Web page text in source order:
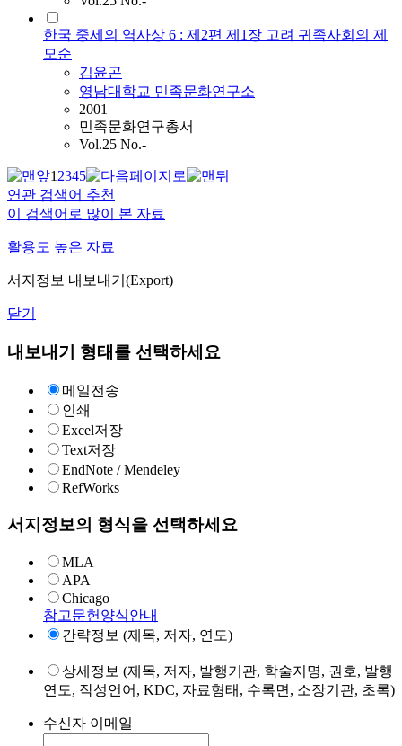
한국 중세의 역사상 6 : 제2편 제1장 고려 귀족사회의 제
모순
김윤곤
영남대학교 민족문화연구소
2001
민족문화연구총서
Vol.25 No.-
12345
연관 검색어 추천
이 검색어로 많이 본 자료
활용도 높은 자료
서지정보 내보내기(Export)
닫기
내보내기 형태를 선택하세요
메일전송
인쇄
Excel저장
Text저장
EndNote / Mendeley
RefWorks
서지정보의 형식을 선택하세요
MLA
APA
Chicago
참고문헌양식안내
간략정보 (제목, 저자, 연도)
상세정보 (제목, 저자, 발행기관, 학술지명, 권호, 발행
연도, 작성언어, KDC, 자료형태, 수록면, 소장기관, 초록)
수신자 이메일